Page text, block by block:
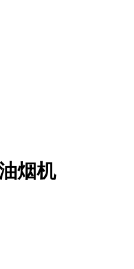
烟机